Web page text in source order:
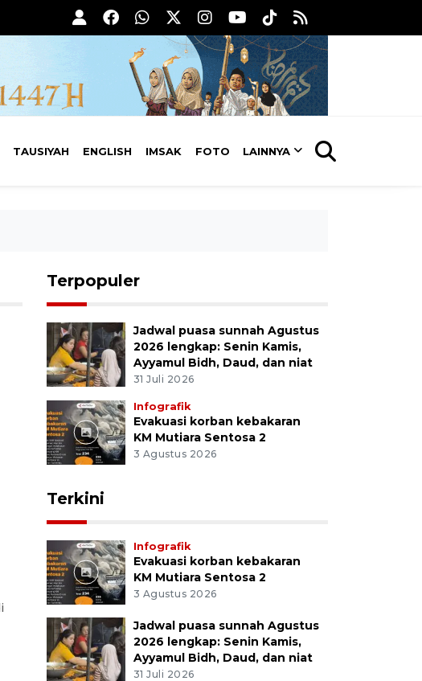
TAUSIYAH ENGLISH IMSAK FOTO LAINNYA
Terpopuler
Jadwal puasa sunnah Agustus
2026 lengkap: Senin Kamis,
Ayyamul Bidh, Daud, dan niat
31 Juli 2026
Infografik
Evakuasi korban kebakaran
KM Mutiara Sentosa 2
3 Agustus 2026
Terkini
Infografik
Evakuasi korban kebakaran
KM Mutiara Sentosa 2
3 Agustus 2026
Jadwal puasa sunnah Agustus
2026 lengkap: Senin Kamis,
Ayyamul Bidh, Daud, dan niat
31 Juli 2026